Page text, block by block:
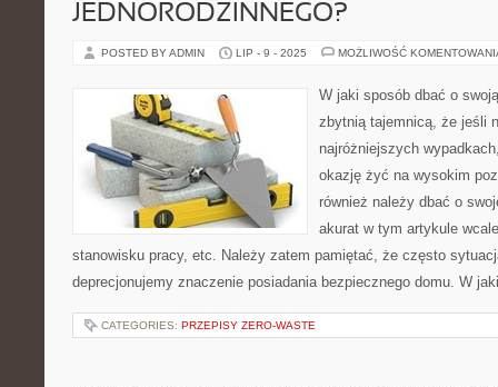
JEDNORODZINNEGO?
POSTED BY ADMIN LIP - 9 - 2025 MOŻLIWOŚĆ
W jaki sposób dbać o
zbytnią tajemnicą, że jeśli
najróżniejszych
okazję żyć na wysokim
również należy dbać o
akurat w tym artykule
stanowisku pracy, etc. Należy zatem pamiętać, że często
deprecjonujemy znaczenie posiadania bezpiecznego domu. W
CATEGORIES: PRZEPISY ZERO-WASTE